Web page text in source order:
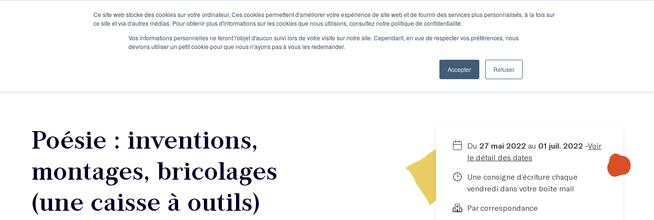
Ce site web stocke des cookies sur votre ordinateur. Ces cookies permettent d'améliorer votre expérience de site web et de fournir des services plus personnalisés, à la fois sur
ce site et via d'autres médias. Pour obtenir plus d'informations sur les cookies que nous utilisons, consultez notre politique de confidentialité.
Vos informations personnelles ne feront l'objet d'aucun suivi lors de votre visite sur notre site. Cependant, en vue de respecter vos préférences, nous
devrons utiliser un petit cookie pour que nous n'ayons pas à vous les redemander.
Accepter Refuser
Je participe à une session d’information Le podcast L'infolettre Se connecter Je découvre les ateliers
Entreprises
Poésie : inventions,
montages, bricolages
(une caisse à outils)
Du 27 mai 2022 au 01 juil. 2022 -Voir
le détail des dates
Une consigne d’écriture chaque
vendredi dans votre boîte mail
Par correspondance